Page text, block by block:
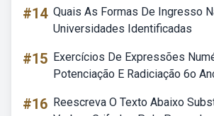
#14 Quais As Formas De Ingresso
Universidades Identificadas
#15 Exercícios De Expressões
Potenciação E Radiciação 6o
#16 Reescreva O Texto Abaixo